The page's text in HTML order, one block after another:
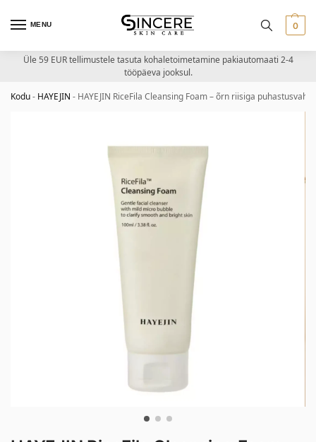
MENU 0
Üle 59 EUR tellimustele tasuta kohaletoimetamine pakiautomaati 2-4
tööpäeva jooksul.
Kodu- HAYEJIN - HAYEJIN RiceFila Cleansing Foam – õrn riisiga puhastusvaht